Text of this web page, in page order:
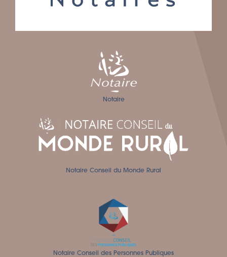
Notaire
Notaire Conseil du Monde Rural
Notaire Conseil des Personnes Publiques